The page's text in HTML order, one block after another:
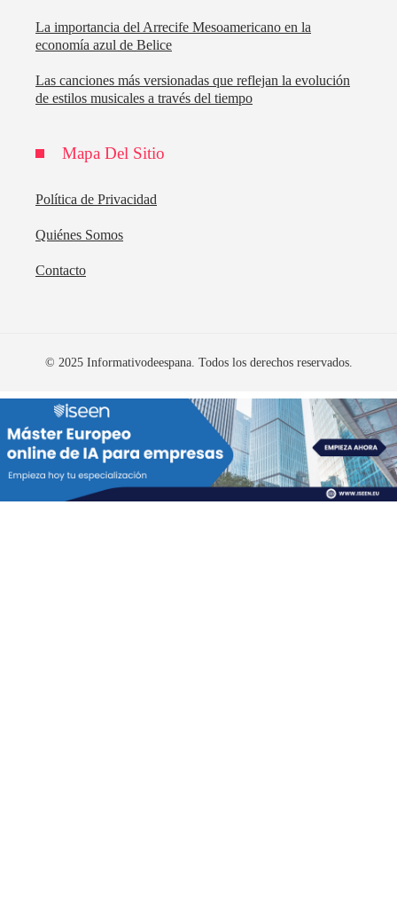
La importancia del Arrecife Mesoamericano en la
economía azul de Belice
Las canciones más versionadas que reflejan la evolución
de estilos musicales a través del tiempo
Mapa Del Sitio
Política de Privacidad
Quiénes Somos
Contacto
© 2025 Informativodeespana. Todos los derechos reservados.